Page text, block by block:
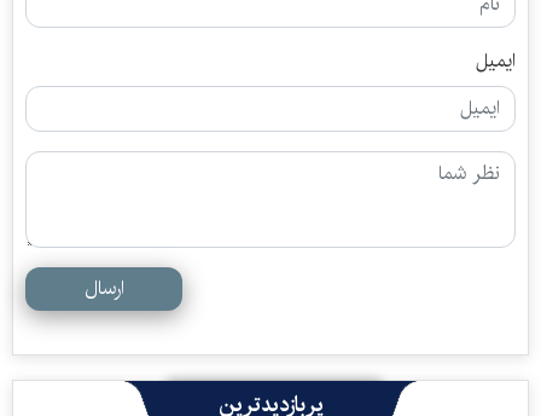
ایمیل
ارسال
پربازدیدترین